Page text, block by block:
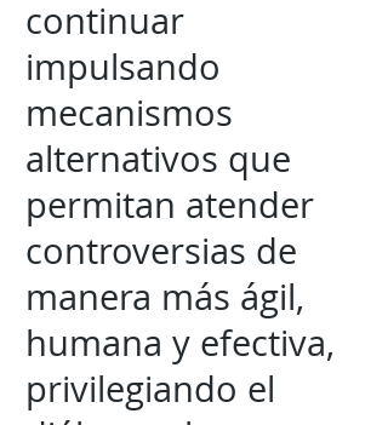
continuar
impulsando
mecanismos
alternativos que
permitan atender
controversias de
manera más ágil,
humana y efectiva,
privilegiando el